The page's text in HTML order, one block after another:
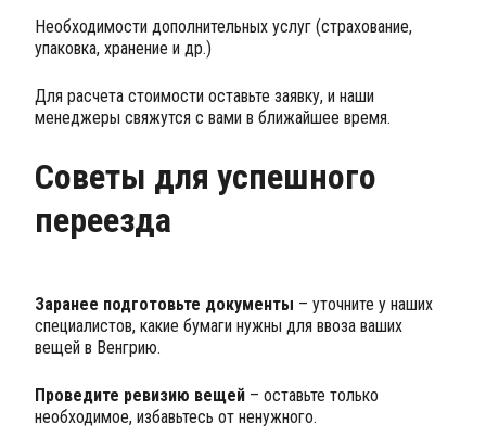
Необходимости дополнительных услуг (страхование,
упаковка, хранение и др.)
Для расчета стоимости оставьте заявку, и наши
менеджеры свяжутся с вами в ближайшее время.
Советы для успешного
переезда
Заранее подготовьте документы – уточните у наших
специалистов, какие бумаги нужны для ввоза ваших
вещей в Венгрию.
Проведите ревизию вещей – оставьте только
необходимое, избавьтесь от ненужного.